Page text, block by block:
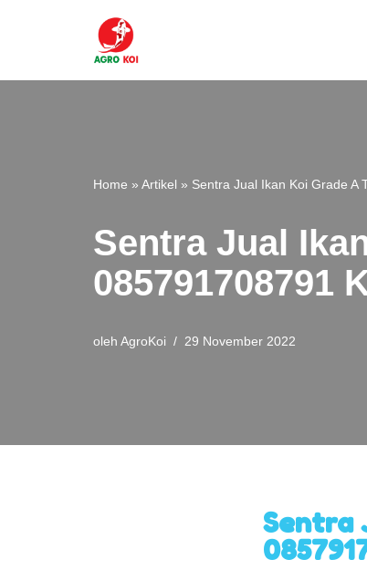
Home » Artikel » Sentra Jual Ikan Koi Grade A
Sentra Jual
085791708791
oleh AgroKoi 29 November 2022
Sentra